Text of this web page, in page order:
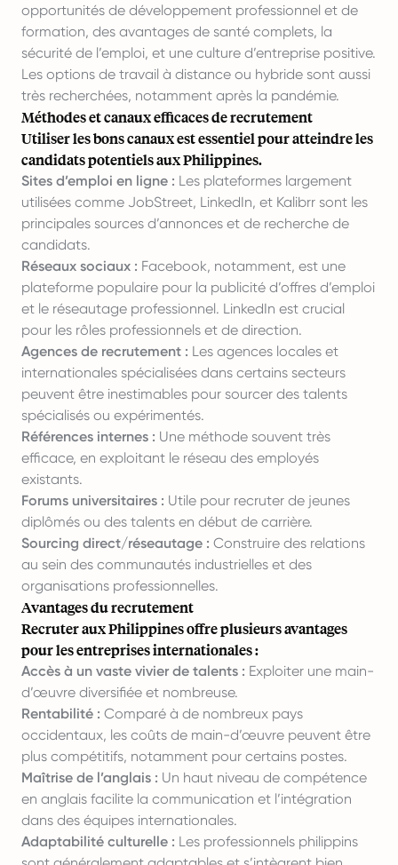
opportunités de développement professionnel et de
formation, des avantages de santé complets, la
sécurité de l’emploi, et une culture d’entreprise positive.
Les options de travail à distance ou hybride sont aussi
très recherchées, notamment après la pandémie.
Méthodes et canaux efficaces de recrutement
Utiliser les bons canaux est essentiel pour atteindre les
candidats potentiels aux Philippines.
Sites d’emploi en ligne : Les plateformes largement
utilisées comme JobStreet, LinkedIn, et Kalibrr sont les
principales sources d’annonces et de recherche de
candidats.
Réseaux sociaux : Facebook, notamment, est une
plateforme populaire pour la publicité d’offres d’emploi
et le réseautage professionnel. LinkedIn est crucial
pour les rôles professionnels et de direction.
Agences de recrutement : Les agences locales et
internationales spécialisées dans certains secteurs
peuvent être inestimables pour sourcer des talents
spécialisés ou expérimentés.
Références internes : Une méthode souvent très
efficace, en exploitant le réseau des employés
existants.
Forums universitaires : Utile pour recruter de jeunes
diplômés ou des talents en début de carrière.
Sourcing direct/réseautage : Construire des relations
au sein des communautés industrielles et des
organisations professionnelles.
Avantages du recrutement
Recruter aux Philippines offre plusieurs avantages
pour les entreprises internationales :
Accès à un vaste vivier de talents : Exploiter une main-
d’œuvre diversifiée et nombreuse.
Rentabilité : Comparé à de nombreux pays
occidentaux, les coûts de main-d’œuvre peuvent être
plus compétitifs, notamment pour certains postes.
Maîtrise de l’anglais : Un haut niveau de compétence
en anglais facilite la communication et l’intégration
dans des équipes internationales.
Adaptabilité culturelle : Les professionnels philippins